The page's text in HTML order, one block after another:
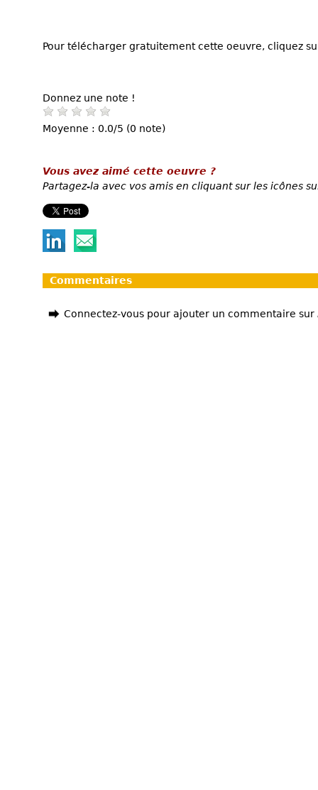
Pour télécharger gratuitement cette oeuvre, cliquez
Donnez une note !
Moyenne : 0.0/5 (0 note)
Vous avez aimé cette oeuvre ?
Partagez-la avec vos amis en cliquant sur les icônes
Commentaires
Connectez-vous pour ajouter un commentaire sur